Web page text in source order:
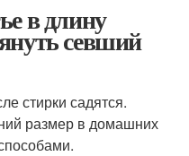
в длину
севший
стирки садятся.
размер в домашних